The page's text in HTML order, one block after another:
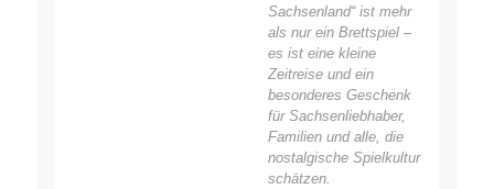
Sachsenland“ ist mehr
als nur ein Brettspiel –
es ist eine kleine
Zeitreise und ein
besonderes Geschenk
für Sachsenliebhaber,
Familien und alle, die
nostalgische Spielkultur
schätzen.